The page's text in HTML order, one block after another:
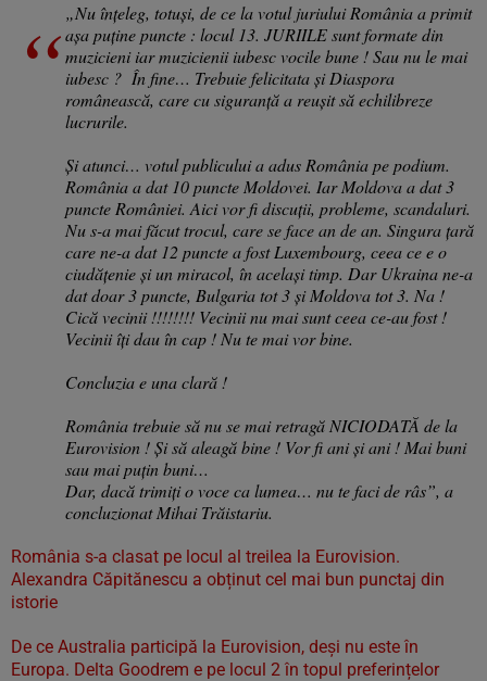
„Nu înțeleg, totuși, de ce la votul juriului România a primit
așa puține puncte : locul 13. JURIILE sunt formate din
muzicieni iar muzicienii iubesc vocile bune ! Sau nu le mai
iubesc ? În fine… Trebuie felicitata și Diaspora
românească, care cu siguranță a reușit să echilibreze
lucrurile.
Și atunci… votul publicului a adus România pe podium.
România a dat 10 puncte Moldovei. Iar Moldova a dat 3
puncte României. Aici vor fi discuții, probleme, scandaluri.
Nu s-a mai făcut trocul, care se face an de an. Singura țară
care ne-a dat 12 puncte a fost Luxembourg, ceea ce e o
ciudățenie și un miracol, în același timp. Dar Ukraina ne-a
dat doar 3 puncte, Bulgaria tot 3 și Moldova tot 3. Na !
Cică vecinii !!!!!!!! Vecinii nu mai sunt ceea ce-au fost !
Vecinii îți dau în cap ! Nu te mai vor bine.
Concluzia e una clară !
România trebuie să nu se mai retragă NICIODATĂ de la
Eurovision ! Și să aleagă bine ! Vor fi ani și ani ! Mai buni
sau mai puțin buni…
Dar, dacă trimiți o voce ca lumea… nu te faci de râs”, a
concluzionat Mihai Trăistariu.
România s-a clasat pe locul al treilea la Eurovision.
Alexandra Căpitănescu a obținut cel mai bun punctaj din
istorie
De ce Australia participă la Eurovision, deși nu este în
Europa. Delta Goodrem e pe locul 2 în topul preferințelor